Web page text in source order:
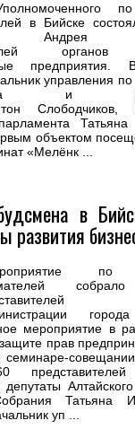
в Бийске
Андрея
органов
предприятия.
управления
и
Татьяна
объектом
«Мелёнк ...
в
развития
по
мероприятие в
прав
представителей
Татьяна
уп ...